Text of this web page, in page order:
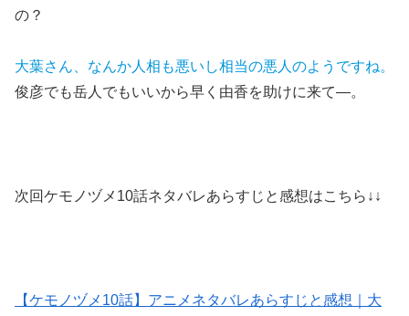
の？
大葉さん、なんか人相も悪いし相当の悪人のようですね。
俊彦でも岳人でもいいから早く由香を助けに来て―。
次回ケモノヅメ10話ネタバレあらすじと感想はこちら↓↓
【ケモノヅメ10話】アニメネタバレあらすじと感想｜大